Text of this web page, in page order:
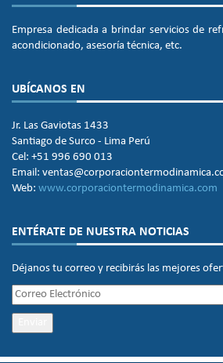
Empresa dedicada a brindar servicios de
acondicionado, asesoría técnica, etc.
UBÍCANOS EN
Jr. Las Gaviotas 1433
Santiago de Surco - Lima Perú
Cel: +51 996 690 013
Email:
Web: www.corporaciontermodinamica.com
ENTÉRATE DE NUESTRA NOTICIAS
Déjanos tu correo y recibirás las mejores